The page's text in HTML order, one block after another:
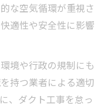
な空気循環が重視さ
適性や安全性に影響
境や行政の規制にも
持つ業者による適切
、ダクト工事を怠っ